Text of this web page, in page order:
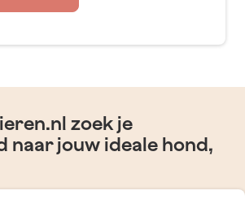
zoek je
naar jouw ideale hond,